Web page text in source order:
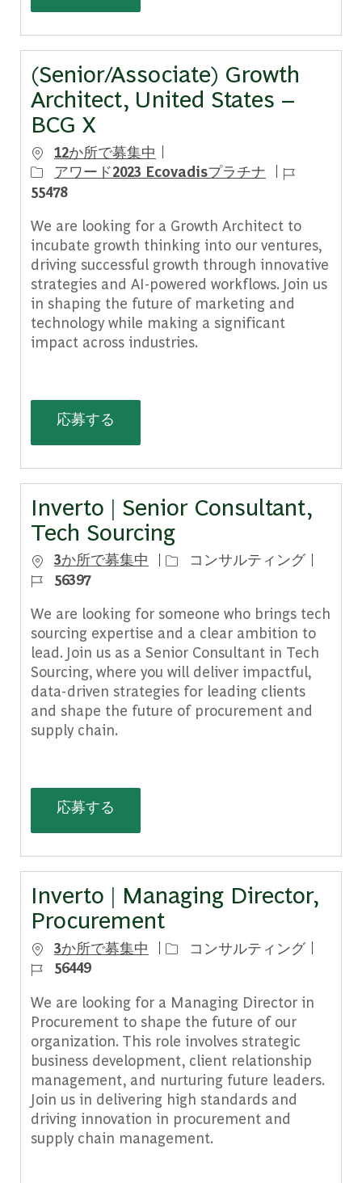
(Senior/Associate) Growth
Architect, United States –
BCG X
12か所で募集中
アワード2023 Ecovadisプラチナ
ジョブ ID
55478
We are looking for a Growth Architect to
incubate growth thinking into our ventures,
driving successful growth through innovative
strategies and AI-powered workflows. Join us
in shaping the future of marketing and
technology while making a significant
impact across industries.
応募する
Inverto | Senior Consultant,
Tech Sourcing
3か所で募集中 カテゴリー
コンサルティング
56397
We are looking for someone who brings tech
sourcing expertise and a clear ambition to
lead. Join us as a Senior Consultant in Tech
Sourcing, where you will deliver impactful,
data-driven strategies for leading clients
and shape the future of procurement and
supply chain.
応募する
Inverto | Managing Director,
Procurement
3か所で募集中 カテゴリー
コンサルティング
56449
We are looking for a Managing Director in
Procurement to shape the future of our
organization. This role involves strategic
business development, client relationship
management, and nurturing future leaders.
Join us in delivering high standards and
driving innovation in procurement and
supply chain management.